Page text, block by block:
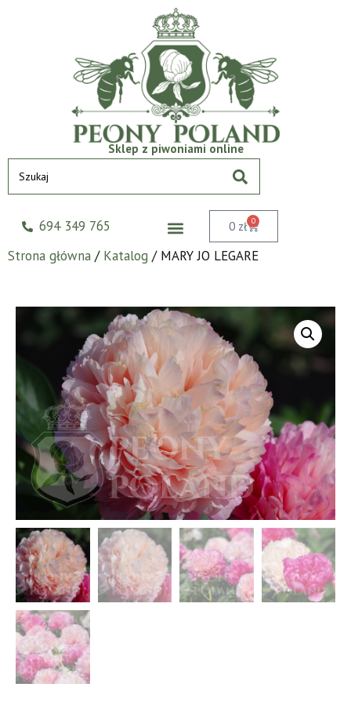
Sklep z piwoniami online
694 349 765 0 zł 0
Strona główna / Katalog / MARY JO LEGARE